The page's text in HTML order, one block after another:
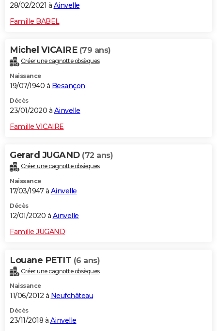
S'inscrire
Se connecter
Lycées
Collèges
Primaires
Universités
Entreprises
Service militaire
Avis de recherche
AVIS DE DÉCÈS
FORUM
Bricolage
Lifestyle
Culture
Sport
Auto
Television
Voyage
Cinema
28/02/2021 à Ainvelle
Famille BABEL
Michel VICAIRE (79 ans)
Créer une cagnotte obsèques
Naissance
19/07/1940 à Besançon
Décès
23/01/2020 à Ainvelle
Famille VICAIRE
Gerard JUGAND (72 ans)
Créer une cagnotte obsèques
Naissance
17/03/1947 à Ainvelle
Décès
12/01/2020 à Ainvelle
Famille JUGAND
Louane PETIT (6 ans)
Créer une cagnotte obsèques
Naissance
11/06/2012 à Neufchâteau
Décès
23/11/2018 à Ainvelle